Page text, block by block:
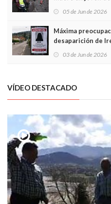
frontal
05 de Jun de 2026
Máxima
desaparición de
03 de Jun de 2026
VÍDEO DESTACADO